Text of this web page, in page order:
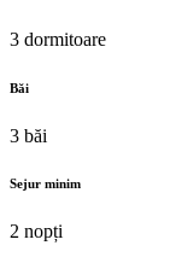
3 dormitoare
Băi
3 băi
Sejur minim
2 nopți